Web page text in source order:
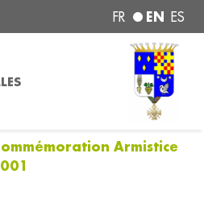
FR EN ES
Armistice